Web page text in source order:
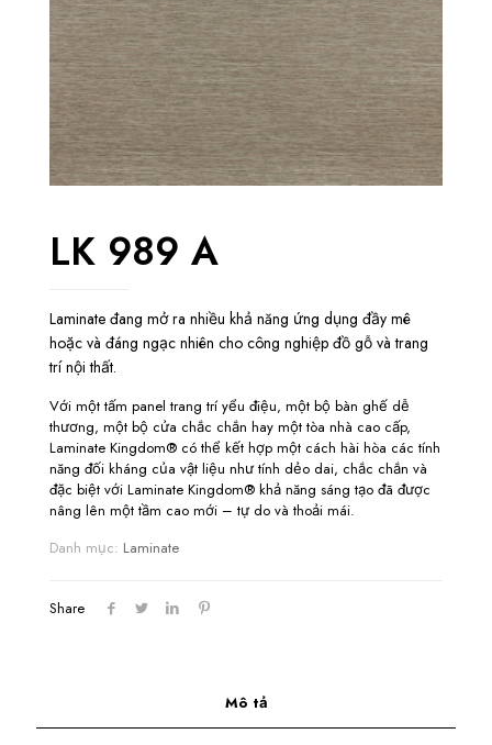
LK 989 A
Laminate đang mở ra nhiều khả năng ứng dụng đầy mê
hoặc và đáng ngạc nhiên cho công nghiệp đồ gỗ và trang
trí nội thất.
Với một tấm panel trang trí yểu điệu, một bộ bàn ghế dễ
thương, một bộ cửa chắc chắn hay một tòa nhà cao cấp,
Laminate Kingdom® có thể kết hợp một cách hài hòa các tính
năng đối kháng của vật liệu như tính dẻo dai, chắc chắn và
đặc biệt với Laminate Kingdom® khả năng sáng tạo đã được
nâng lên một tầm cao mới – tự do và thoải mái.
Danh mục: Laminate
Share
Mô tả